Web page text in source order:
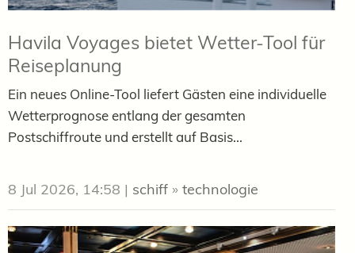
Havila Voyages bietet Wetter-Tool für
Reiseplanung
Ein neues Online-Tool liefert Gästen eine individuelle
Wetterprognose entlang der gesamten
Postschiffroute und erstellt auf Basis...
8 Jul 2026, 14:58 | schiff » technologie